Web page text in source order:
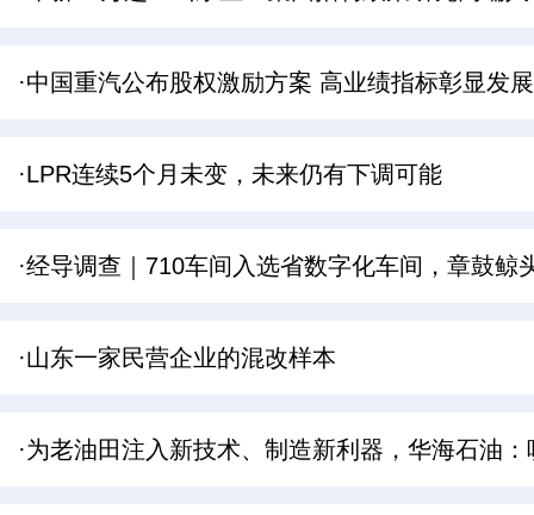
·中国重汽公布股权激励方案 高业绩指标彰显发
·LPR连续5个月未变，未来仍有下调可能
·经导调查｜710车间入选省数字化车间，章鼓鲸
·山东一家民营企业的混改样本
·为老油田注入新技术、制造新利器，华海石油